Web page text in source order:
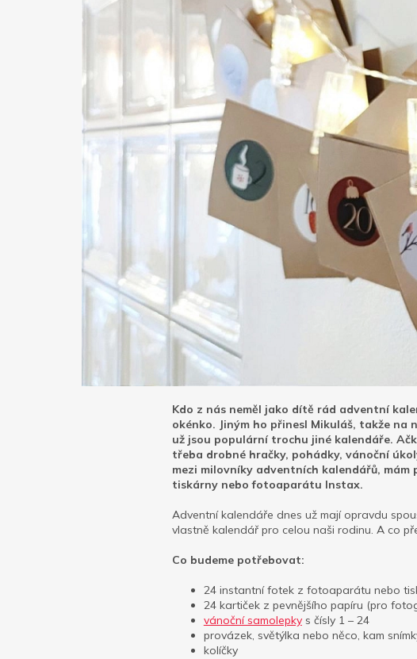
Kdo z nás neměl jako dítě rád adventní
okénko. Jiným ho přinesl Mikuláš, takže na
už jsou populární trochu jiné kalendáře.
třeba drobné hračky, pohádky, vánoční
mezi milovníky adventních kalendářů,
tiskárny nebo fotoaparátu Instax.
Adventní kalendáře dnes už mají opravdu
vlastně kalendář pro celou naši rodinu. A co
Co budeme potřebovat:
24 instantní fotek z fotoaparátu nebo
24 kartiček z pevnějšího papíru (pro
vánoční samolepkys čísly 1 – 24
provázek, světýlka nebo něco, kam
kolíčky